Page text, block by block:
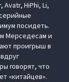
Avatr, HiPhi, Li,
посидеть.
Мерседесам и
проигрыш в
говорят, что
«китайцев».